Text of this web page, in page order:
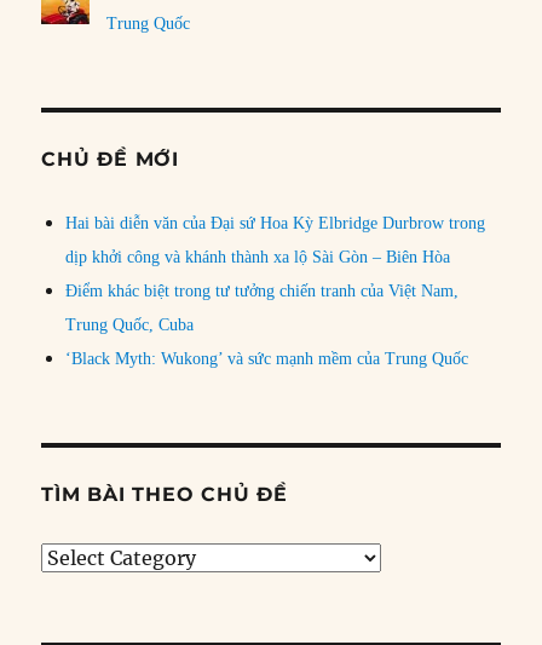
Trung Quốc
CHỦ ĐỀ MỚI
Hai bài diễn văn của Đại sứ Hoa Kỳ Elbridge Durbrow trong
dịp khởi công và khánh thành xa lộ Sài Gòn – Biên Hòa
Điểm khác biệt trong tư tưởng chiến tranh của Việt Nam,
Trung Quốc, Cuba
‘Black Myth: Wukong’ và sức mạnh mềm của Trung Quốc
TÌM BÀI THEO CHỦ ĐỀ
Tìm